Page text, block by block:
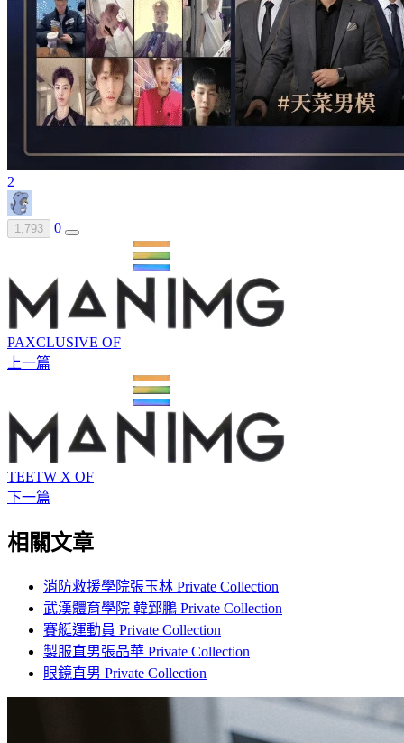
2
1,793 0
PAXCLUSIVE OF
上一篇
TEETW X OF
下一篇
相關文章
消防救援學院張玉林 Private Collection
武漢體育學院 韓郅鵬 Private Collection
賽艇運動員 Private Collection
製服直男張品華 Private Collection
眼鏡直男 Private Collection